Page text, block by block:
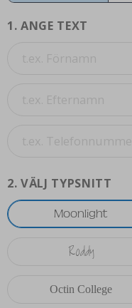
1. ANGE TEXT
2. VÄLJ TYPSNITT
Moonlight
Roddy
Octin College